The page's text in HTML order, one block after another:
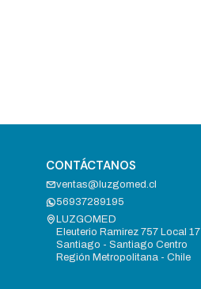
CONTÁCTANOS
ventas@luzgomed.cl
56937289195
LUZGOMED
Eleuterio Ramirez 757 Local 17
Santiago - Santiago Centro
Región Metropolitana - Chile